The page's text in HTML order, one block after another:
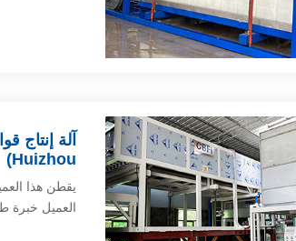
Huizhou)
العميل خبرة